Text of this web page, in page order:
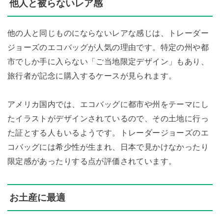
他人と被らないレア感
他の人と同じものにならないレアな感じは、トレーダー
ジョーズのエコバッグが人気の理由です。特定の州や都
市でしか手に入らない「ご当地限定デザイン」もあり、
旅行者が記念に購入するケースが見られます。
アメリカ国内では、エコバッグに都市や州をテーマにし
たイラストがデザインされているので、その土地に行っ
た証とする人もいるようです。トレーダージョーズのエ
コバッグには希少性が生まれ、日本で見かけなかったり
限定感があったりする点が評価されています。
お土産に最適